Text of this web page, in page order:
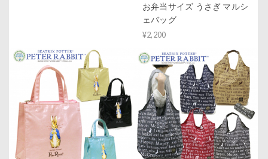
お弁当サイズ うさぎ マルシ
ェバッグ
¥2,200